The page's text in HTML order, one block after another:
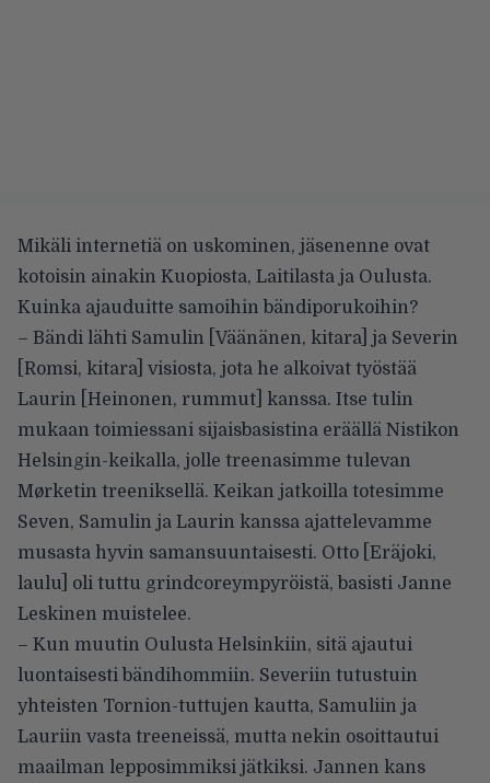
Mikäli internetiä on uskominen, jäsenenne ovat
kotoisin ainakin Kuopiosta, Laitilasta ja Oulusta.
Kuinka ajauduitte samoihin bändiporukoihin?
– Bändi lähti Samulin [Väänänen, kitara] ja Severin
[Romsi, kitara] visiosta, jota he alkoivat työstää
Laurin [Heinonen, rummut] kanssa. Itse tulin
mukaan toimiessani sijaisbasistina eräällä Nistikon
Helsingin-keikalla, jolle treenasimme tulevan
Mørketin treeniksellä. Keikan jatkoilla totesimme
Seven, Samulin ja Laurin kanssa ajattelevamme
musasta hyvin samansuuntaisesti. Otto [Eräjoki,
laulu] oli tuttu grindcoreympyröistä, basisti Janne
Leskinen muistelee.
– Kun muutin Oulusta Helsinkiin, sitä ajautui
luontaisesti bändihommiin. Severiin tutustuin
yhteisten Tornion-tuttujen kautta, Samuliin ja
Lauriin vasta treeneissä, mutta nekin osoittautui
maailman lepposimmiksi jätkiksi. Jannen kans